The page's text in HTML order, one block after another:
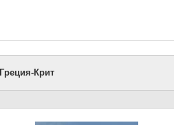
Греция-Крит